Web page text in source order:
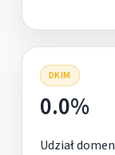
DKIM
0.0%
Udział